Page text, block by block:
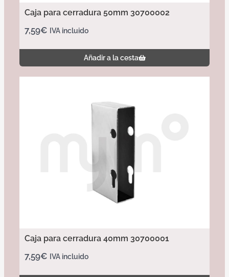
Caja para cerradura 50mm 30700002
7,59€ IVA incluido
Añadir a la cesta
Caja para cerradura 40mm 30700001
7,59€ IVA incluido